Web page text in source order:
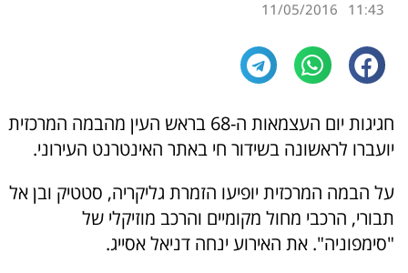
11:43
11/05/2016
חגיגות יום העצמאות ה-68 בראש העין מהבמה המרכזית
יועברו לראשונה בשידור חי באתר האינטרנט העירוני.
על הבמה המרכזית יופיעו הזמרת גליקריה, סטטיק ובן אל
תבורי, הרכבי מחול מקומיים והרכב מוזיקלי של
"סימפוניה". את האירוע ינחה דניאל אסייג.